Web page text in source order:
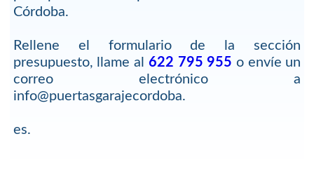
Córdoba.
Rellene el formulario de la sección
presupuesto, llame al 622 795 955 o envíe un
correo electrónico a
info@puertasgarajecordoba.
es.